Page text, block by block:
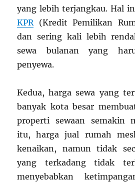
yang lebih terjangkau. Hal
KPR(Kredit Pemilikan
dan sering kali lebih
sewa bulanan yang
penyewa.
Kedua, harga sewa yang
banyak kota besar
properti sewaan semakin
itu, harga jual rumah
kenaikan, namun tidak
yang terkadang tidak
menyebabkan